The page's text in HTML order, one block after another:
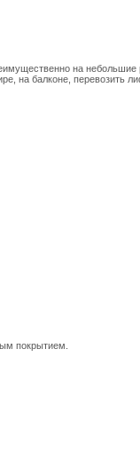
на
на балконе, перевозить
покрытием.